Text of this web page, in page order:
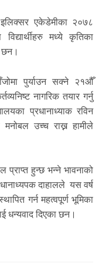
एकेडेमीका २०७८
मध्ये कृतिका
छन।
पुर्याउन सक्ने २१औँ
नागरिक तयार गर्नु
प्रधानाध्याक रविन
मनोबल उच्च राख्न हामीले
प्राप्त हुन्छ भन्ने भावनाको
दाहालले यस वर्ष
गर्न महत्वपूर्ण भूमिका
धन्यवाद दिएका छन।